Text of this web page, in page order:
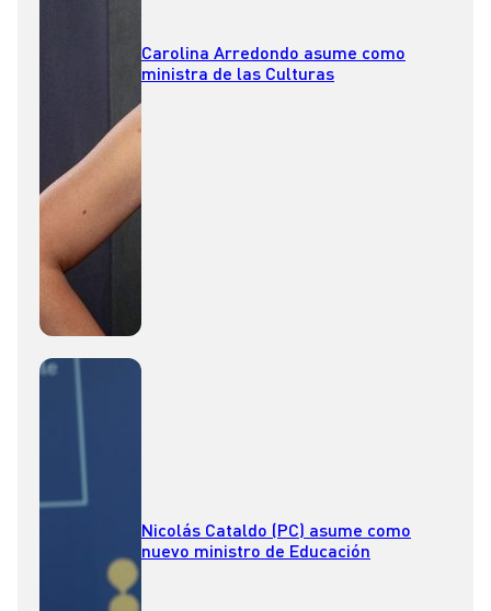
Carolina Arredondo asume como
ministra de las Culturas
Nicolás Cataldo (PC) asume como
nuevo ministro de Educación